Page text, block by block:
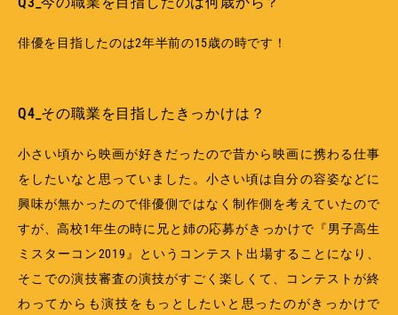
俳優を目指したのは2年半前の15歳の時です！
Q4_その職業を目指したきっかけは？
小さい頃から映画が好きだったので昔から映画に携わる仕事
をしたいなと思っていました。小さい頃は自分の容姿などに
興味が無かったので俳優側ではなく制作側を考えていたので
すが、高校1年生の時に兄と姉の応募がきっかけで『男子高生
ミスターコン2019』というコンテスト出場することになり、
そこでの演技審査の演技がすごく楽しくて、コンテストが終
わってからも演技をもっとしたいと思ったのがきっかけで